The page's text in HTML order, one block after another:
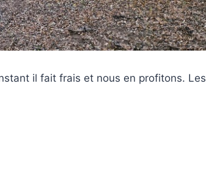
il fait frais et nous en profitons. Les